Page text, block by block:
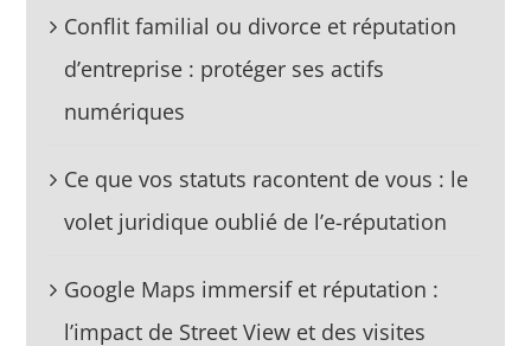
Conflit familial ou divorce et réputation
d’entreprise : protéger ses actifs
numériques
Ce que vos statuts racontent de vous : le
volet juridique oublié de l’e-réputation
Google Maps immersif et réputation :
l’impact de Street View et des visites